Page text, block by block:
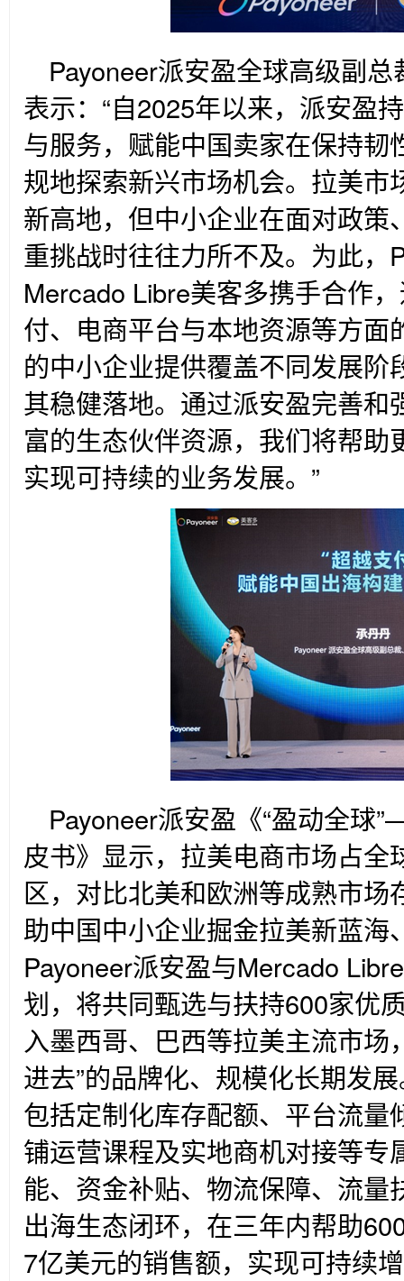
Payoneer派安盈全球高级副
表示：“自2025年以来，派安盈
与服务，赋能中国卖家在保持韧
规地探索新兴市场机会。拉美市
新高地，但中小企业在面对政策
重挑战时往往力所不及。为此，
Mercado Libre美客多携手合作
付、电商平台与本地资源等方面
的中小企业提供覆盖不同发展
其稳健落地。通过派安盈完善和
富的生态伙伴资源，我们将帮
实现可持续的业务发展。”
Payoneer派安盈《“盈动全球
皮书》显示，拉美电商市场占
区，对比北美和欧洲等成熟市
助中国中小企业掘金拉美新蓝海
Payoneer派安盈与Mercado
划，将共同甄选与扶持600家优
入墨西哥、巴西等拉美主流市场
进去”的品牌化、规模化长期发
包括定制化库存配额、平台流量
铺运营课程及实地商机对接等专
能、资金补贴、物流保障、流量
出海生态闭环，在三年内帮助
7亿美元的销售额，实现可持续